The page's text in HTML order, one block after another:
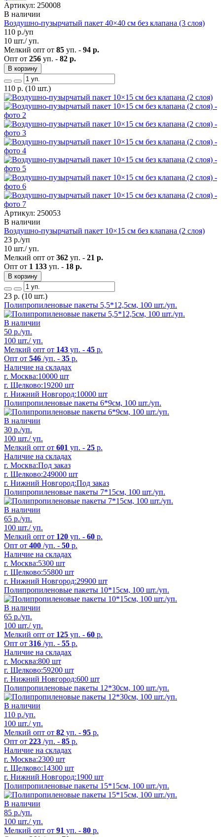
Артикул: 250008
В наличии
Воздушно-пузырчатый пакет 40×40 см без клапана (3 слоя)
110 р./уп
10 шт./ уп.
Мелкий опт от 85 уп. - 94 р.
Опт от 256 уп. - 82 р.
В корзину
110 р. (10 шт.)
Артикул: 250053
В наличии
Воздушно-пузырчатый пакет 10×15 см без клапана (2 слоя)
23 р./уп
10 шт./ уп.
Мелкий опт от 362 уп. - 21 р.
Опт от 1 133 уп. - 18 р.
В корзину
23 р. (10 шт.)
Полипропиленовые пакеты 5,5*12,5см, 100 шт./уп.
В наличии
50 р./уп.
100 шт./ уп.
Мелкий опт от 143 уп. - 45 р.
Опт от 546 /уп. - 35 р.
Наличие на складах
г. Москва:10000 шт
г. Щелково:19200 шт
г. Нижний Новгород:10000 шт
Полипропиленовые пакеты 6*9см, 100 шт./уп.
В наличии
30 р./уп.
100 шт./ уп.
Мелкий опт от 601 уп. - 25 р.
Наличие на складах
г. Москва:Под заказ
г. Щелково:249000 шт
г. Нижний Новгород:Под заказ
Полипропиленовые пакеты 7*15см, 100 шт./уп.
В наличии
65 р./уп.
100 шт./ уп.
Мелкий опт от 120 уп. - 60 р.
Опт от 400 /уп. - 50 р.
Наличие на складах
г. Москва:5300 шт
г. Щелково:55800 шт
г. Нижний Новгород:29900 шт
Полипропиленовые пакеты 10*15см, 100 шт./уп.
В наличии
65 р./уп.
100 шт./ уп.
Мелкий опт от 125 уп. - 60 р.
Опт от 316 /уп. - 55 р.
Наличие на складах
г. Москва:800 шт
г. Щелково:59200 шт
г. Нижний Новгород:600 шт
Полипропиленовые пакеты 12*30см, 100 шт./уп.
В наличии
110 р./уп.
100 шт./ уп.
Мелкий опт от 82 уп. - 95 р.
Опт от 223 /уп. - 85 р.
Наличие на складах
г. Москва:2300 шт
г. Щелково:14300 шт
г. Нижний Новгород:1900 шт
Полипропиленовые пакеты 15*15см, 100 шт./уп.
В наличии
85 р./уп.
100 шт./ уп.
Мелкий опт от 91 уп. - 80 р.